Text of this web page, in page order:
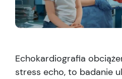
Echokardiografia
stress echo, to badanie